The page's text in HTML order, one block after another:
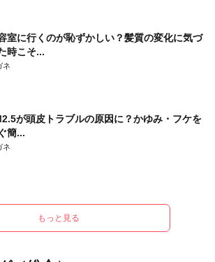
室に行くのが恥ずかしい？髪質の変化に気づ
時こそ...
ネ
が頭皮トラブルの原因に？かゆみ・フケを
簡...
ネ
もっと見る